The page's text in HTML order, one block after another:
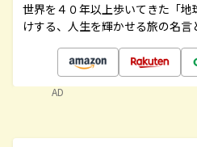
世界を４０年以上歩いてきた「
けする、人生を輝かせる旅の名言
AD